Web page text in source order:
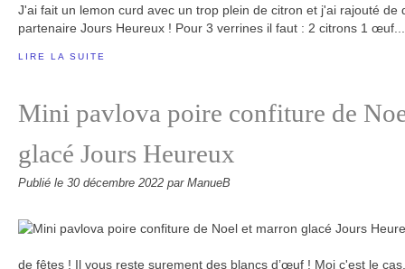
J'ai fait un lemon curd avec un trop plein de citron et j'ai rajouté de
partenaire Jours Heureux ! Pour 3 verrines il faut : 2 citrons 1 œuf...
LIRE LA SUITE
Mini pavlova poire confiture de
glacé Jours Heureux
Publié le 30 décembre 2022 par ManueB
de fêtes ! Il vous reste surement des blancs d’œuf ! Moi c'est le